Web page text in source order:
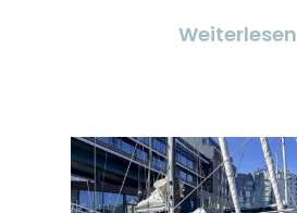
Weiterlesen